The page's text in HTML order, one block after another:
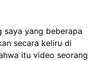
saya yang beberapa
secara keliru di
itu video seorang